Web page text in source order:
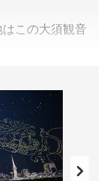
この大須観音
出口)よりす
・18系統)で「大